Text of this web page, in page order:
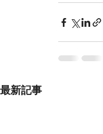
最新記事